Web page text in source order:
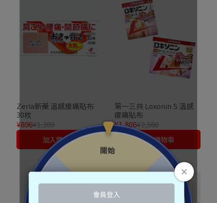
Zeria新藥 溫感痠痛貼布
30枚
¥896¥1,280
加入購物車
第一三共 Loxonin S 溫感
痠痛貼布
¥1,806¥2,580
加入購物車